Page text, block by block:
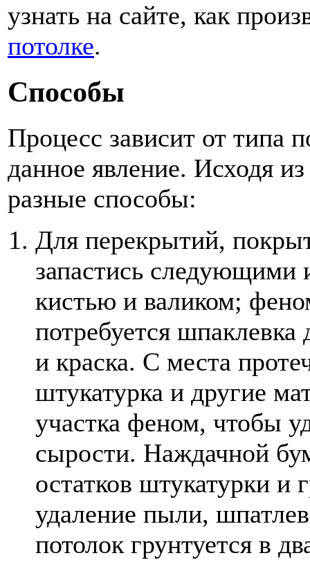
узнать на сайте, как
потолке.
Способы
Процесс зависит от типа
данное явление. Исходя
разные способы:
Для перекрытий,
запастись следующими
кистью и валиком;
потребуется шпаклевка
и краска. С места
штукатурка и другие
участка феном, чтобы
сырости. Наждачной
остатков штукатурки и
удаление пыли,
потолок грунтуется в